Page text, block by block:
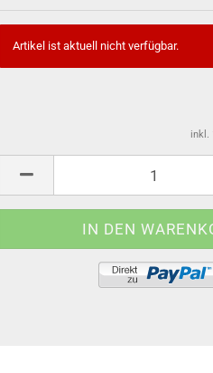
Passwort vergessen?
Artikel ist aktuell nicht verfügbar.
inkl.